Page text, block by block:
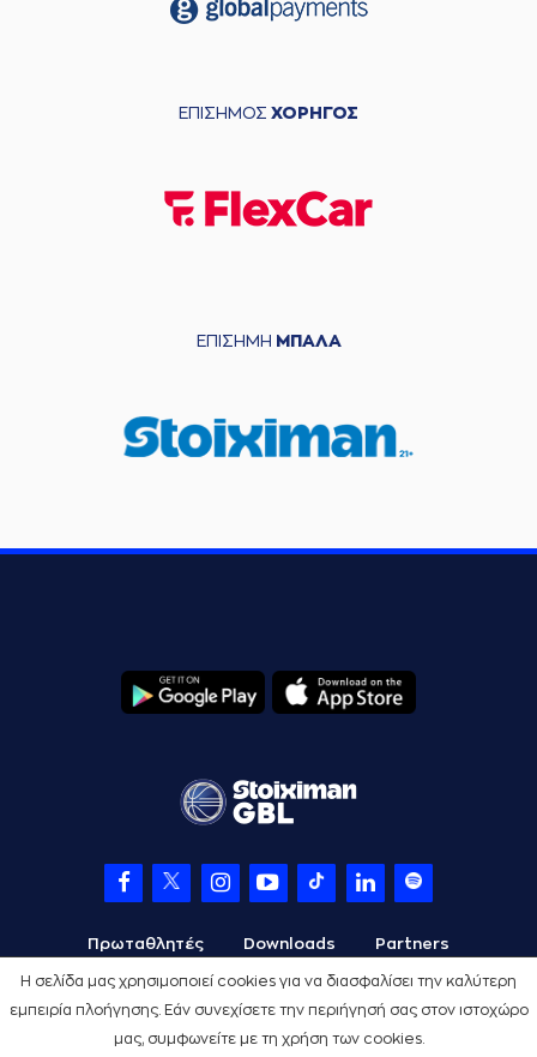
Η σελίδα μας χρησιμοποιεί cookies για να διασφαλίσει την καλύτερη
εμπειρία πλοήγησης. Εάν συνεχίσετε την περιήγησή σας στον ιστοχώρο
μας, συμφωνείτε με τη χρήση των cookies.
ΕΠΙΣΗΜΟΣ ΧΟΡΗΓΟΣ
ΕΠΙΣΗΜΗ ΜΠΑΛΑ
Πρωταθλητές Downloads Partners